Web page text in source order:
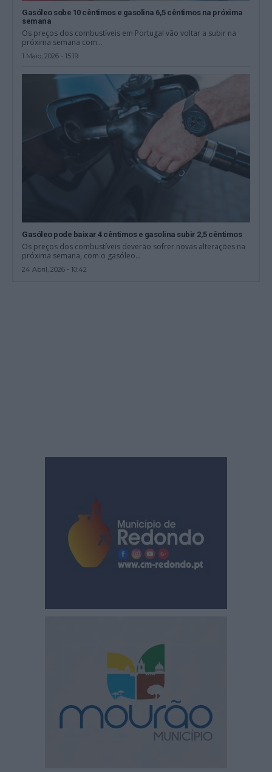
Gasóleo sobe 10 cêntimos e gasolina 6,5 cêntimos na próxima
semana
Os preços dos combustíveis em Portugal vão voltar a subir na
próxima semana com...
1 Maio, 2026 - 15:19
Gasóleo pode baixar 4 cêntimos e gasolina subir 2,5 cêntimos
Os preços dos combustíveis deverão sofrer novas alterações na
próxima semana, com o gasóleo...
24 Abril, 2026 - 10:42